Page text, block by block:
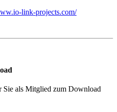
link-projects.com/
Sie als Mitglied zum Download